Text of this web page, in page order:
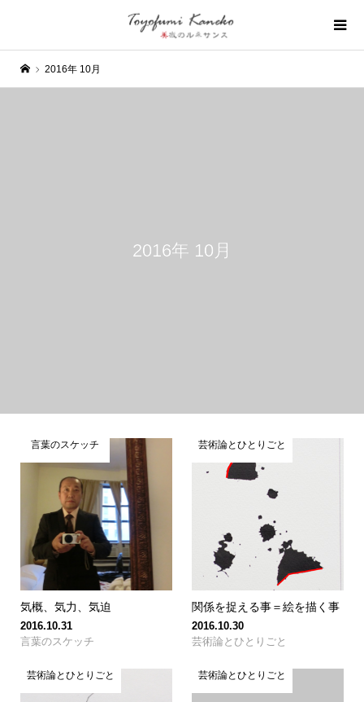
2016年 10月
2016年 10月
言葉のスケッチ
気概、気力、気迫
2016.10.31
言葉のスケッチ
芸術論とひとりごと
関係を捉える事＝絵を描く事
2016.10.30
芸術論とひとりごと
芸術論とひとりごと 芸術論とひとりごと